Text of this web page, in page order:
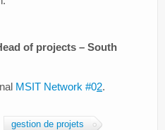
of projects – South
MSIT Network #02.
gestion de projets